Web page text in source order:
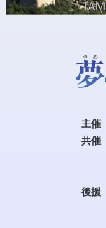
主催
共催
後援